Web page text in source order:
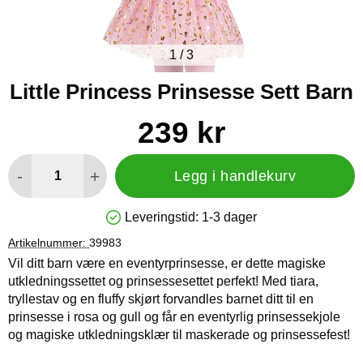
1 /3
Little Princess Prinsesse Sett Barn
Handle dette produktet, Little Princess Prinsesse Sett Barn
pris
239 kr
- + Legg i handlekurv
Produkttilgjengelighet: På lager
Leveringstid: 1-3 dager
Artikelnummer: 39983
Vil ditt barn være en eventyrprinsesse, er dette magiske
utkledningssettet og prinsessesettet perfekt! Med tiara,
tryllestav og en fluffy skjørt forvandles barnet ditt til en
prinsesse i rosa og gull og får en eventyrlig prinsessekjole
og magiske utkledningsklær til maskerade og prinsessefest!